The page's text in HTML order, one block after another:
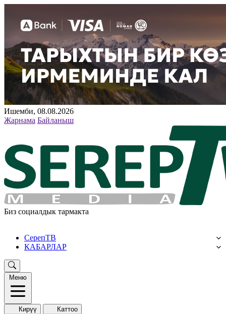
Ишемби, 08.08.2026
Жарнама Байланыш
Биз социалдык тармакта
СерепТВ
КАБАРЛАР
Меню
Кирүү Каттоо